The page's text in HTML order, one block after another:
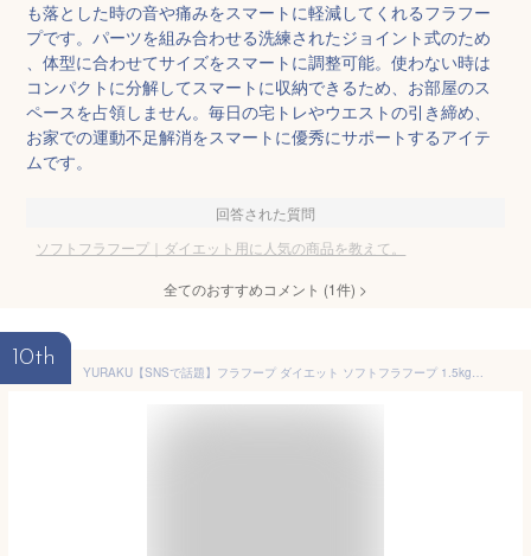
も落とした時の音や痛みをスマートに軽減してくれるフラフー
プです。パーツを組み合わせる洗練されたジョイント式のため
、体型に合わせてサイズをスマートに調整可能。使わない時は
コンパクトに分解してスマートに収納できるため、お部屋のス
ペースを占領しません。毎日の宅トレやウエストの引き締め、
お家での運動不足解消をスマートに優秀にサポートするアイテ
ムです。
回答された質問
ソフトフラフープ｜ダイエット用に人気の商品を教えて。
全てのおすすめコメント (1件) >
10th
YURAKU【SNSで話題】フラフープ ダイエット ソフトフラフープ 1.5kg 痛くなりにくい 静音 落ちにくい 大人用 初心者 ウエスト引き締め 2026年モデル 収納袋付き 日本語説明書 (ピンク)